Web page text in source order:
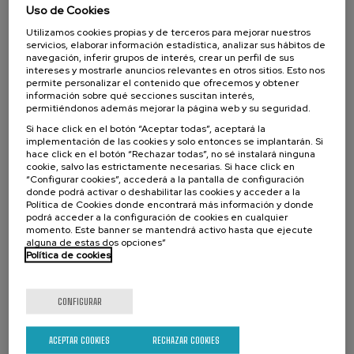
Proyectos de economía circular en el
10 h. Euskera Español .
...
Gratuito
Últimas
plazas
Gratuito
Fecha
pasada
Lista
de
espera
Plazo
de
matrícula
finalizado
SOCIEDAD SOSTENIBILIDAD
Incendios forestales ¿cómo afrontarlos? II
Uso de Cookies
Utilizamos cookies propias y de terceros para mejorar nuestros
servicios, elaborar información estadística, analizar sus hábitos de
navegación, inferir grupos de interés, crear un perfil de sus
intereses y mostrarle anuncios relevantes en otros sitios. Esto nos
permite personalizar el contenido que ofrecemos y obtener
información sobre qué secciones suscitan interés,
permitiéndonos además mejorar la página web y su seguridad.
Si hace click en el botón “Aceptar todas”, aceptará la
implementación de las cookies y solo entonces se implantarán. Si
hace click en el botón “Rechazar todas”, no sé instalará ninguna
cookie, salvo las estrictamente necesarias. Si hace click en
“Configurar cookies”, accederá a la pantalla de configuración
donde podrá activar o deshabilitar las cookies y acceder a la
Política de Cookies donde encontrará más información y donde
podrá acceder a la configuración de cookies en cualquier
momento. Este banner se mantendrá activo hasta que ejecute
alguna de estas dos opciones”
Política de cookies
CONFIGURAR
RECHAZAR COOKIES
ACEPTAR COOKIES